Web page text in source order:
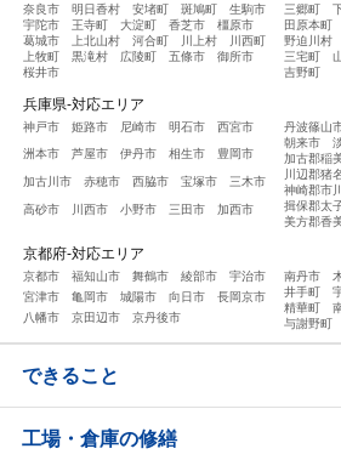
奈良市 明日香村 安堵町 斑鳩町
生駒市
宇陀市
王寺町 大淀町 香芝市
橿原市
葛城市
上北山村 河合町 川上村
川西町
上牧町
黒滝村 広陵町 五條市
御所市
桜井市
三郷町
田原本町
野迫川村
三宅町
吉野町
兵庫県-対応エリア
神戸市 姫路市 尼崎市 明石市 西宮市
洲本市 芦屋市 伊丹市 相生市 豊岡市
加古川市 赤穂市 西脇市 宝塚市 三木市
高砂市 川西市 小野市 三田市 加西市
丹波篠山
朝来市
加古郡稲
川辺郡猪
神崎郡市
揖保郡太
美方郡香
京都府-対応エリア
京都市 福知山市 舞鶴市 綾部市
宇治市
宮津市
亀岡市 城陽市 向日市
長岡京市
八幡市
京田辺市 京丹後市
南丹市
井手町
精華町
与謝野町
できること
工場・倉庫の修繕